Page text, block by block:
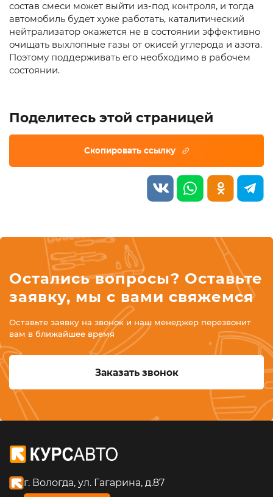
состав смеси может выйти из-под контроля, и тогда
автомобиль будет хуже работать, каталитический
нейтрализатор окажется не в состоянии эффективно
очищать выхлопные газы от окисей углерода и азота.
Поэтому поддерживать его необходимо в рабочем
состоянии.
Поделитесь этой страницей
Остались вопросы? Оставьте
заявку, мы с вами свяжемся
Оставьте заявку на звонок и наш менеджер перезвонит
вам в ближайшее время
Заказать звонок
г. Вологда, ул. Гагарина, д.87